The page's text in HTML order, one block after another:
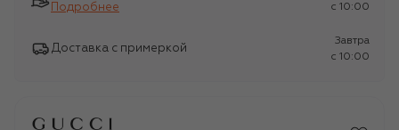
Подробнее
c 10:00
Доставка с примеркой
Завтра
c 10:00